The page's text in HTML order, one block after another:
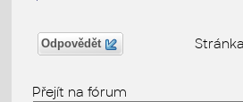
Odpovědět
Přejít na fórum